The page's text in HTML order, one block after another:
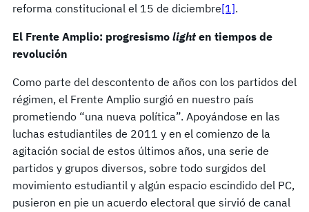
reforma constitucional el 15 de diciembre[1].
El Frente Amplio: progresismo light en tiempos de
revolución
Como parte del descontento de años con los partidos del
régimen, el Frente Amplio surgió en nuestro país
prometiendo “una nueva política”. Apoyándose en las
luchas estudiantiles de 2011 y en el comienzo de la
agitación social de estos últimos años, una serie de
partidos y grupos diversos, sobre todo surgidos del
movimiento estudiantil y algún espacio escindido del PC,
pusieron en pie un acuerdo electoral que sirvió de canal